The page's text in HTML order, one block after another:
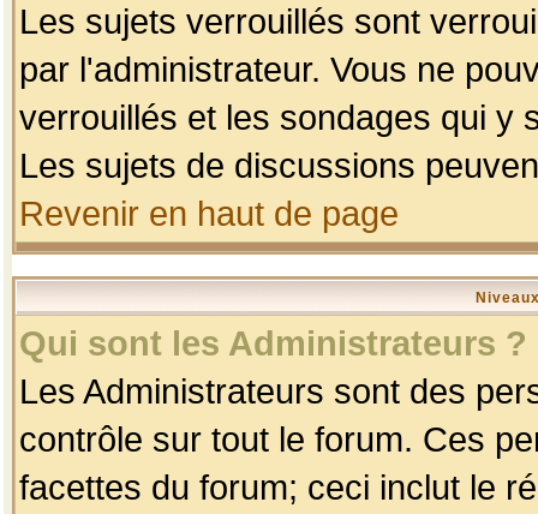
Les sujets verrouillés sont
par l'administrateur. Vous ne
verrouillés et les sondages qui y
Les sujets de discussions
Revenir en haut de page
Qui sont les Administrateurs ?
Les Administrateurs sont des
contrôle sur tout le forum. Ces
facettes du forum; ceci inclut le